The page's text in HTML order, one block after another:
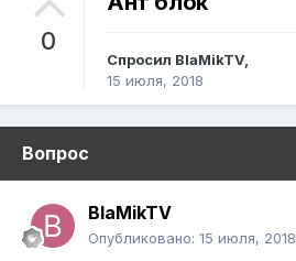
0
Спросил BlaMikTV,
15 июля, 2018
Вопрос
BlaMikTV
Опубликовано: 15 июля, 2018